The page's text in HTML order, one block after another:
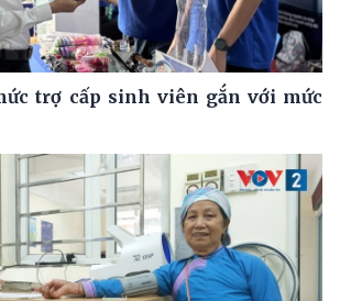
trợ cấp sinh viên gắn với mức